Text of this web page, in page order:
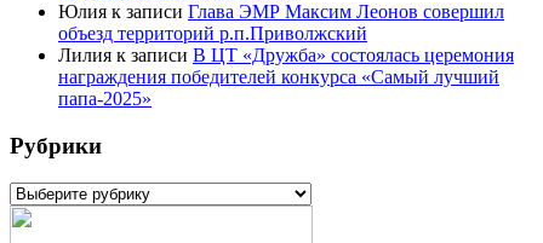
Юлия к записи Глава ЭМР Максим Леонов совершил
объезд территорий р.п.Приволжский
Лилия к записи В ЦТ «Дружба» состоялась церемония
награждения победителей конкурса «Самый лучший
папа-2025»
Рубрики
Рубрики